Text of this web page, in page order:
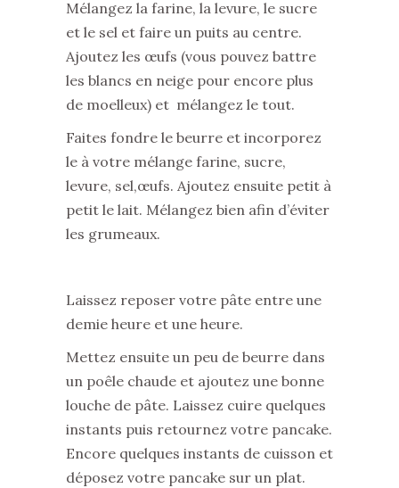
Mélangez la farine, la levure, le sucre
et le sel et faire un puits au centre.
Ajoutez les œufs (vous pouvez battre
les blancs en neige pour encore plus
de moelleux) et mélangez le tout.
Faites fondre le beurre et incorporez
le à votre mélange farine, sucre,
levure, sel,œufs. Ajoutez ensuite petit à
petit le lait. Mélangez bien afin d’éviter
les grumeaux.
Laissez reposer votre pâte entre une
demie heure et une heure.
Mettez ensuite un peu de beurre dans
un poêle chaude et ajoutez une bonne
louche de pâte. Laissez cuire quelques
instants puis retournez votre pancake.
Encore quelques instants de cuisson et
déposez votre pancake sur un plat.